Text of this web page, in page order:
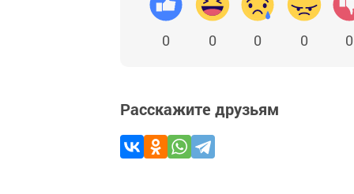
0 0 0 0 0
Расскажите друзьям